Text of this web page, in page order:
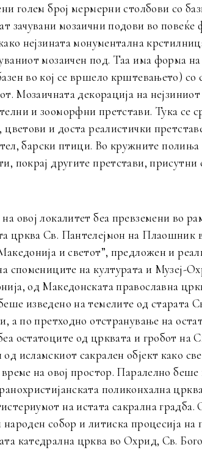
голем број мермерни столбови со
зачувани мозаични подови во повеќе
нејзината монументална
мозаичен под. Таа има форма
во кој се вршело крштевањето) со
Мозаичната декорација на
и зооморфни претстави. Тука се
цветови и доста реалистички
барски птици. Во кружните
покрај другите претстави,
овој локалитет беа превземени во
црква Св. Пантелејмон на Плаошник
и светот”, предложен и
спомениците на културата и Музеј-
од Македонската православна
изведено на темелите од старата
а по претходно отстранување на
остатоците од црквата и гробот на
исламскиот сакрален објект како
на овој простор. Паралелно
поликонхална
на истата сакрална градба.
народен собор и литиска процесија
катедрална црква во Охрид, Св.